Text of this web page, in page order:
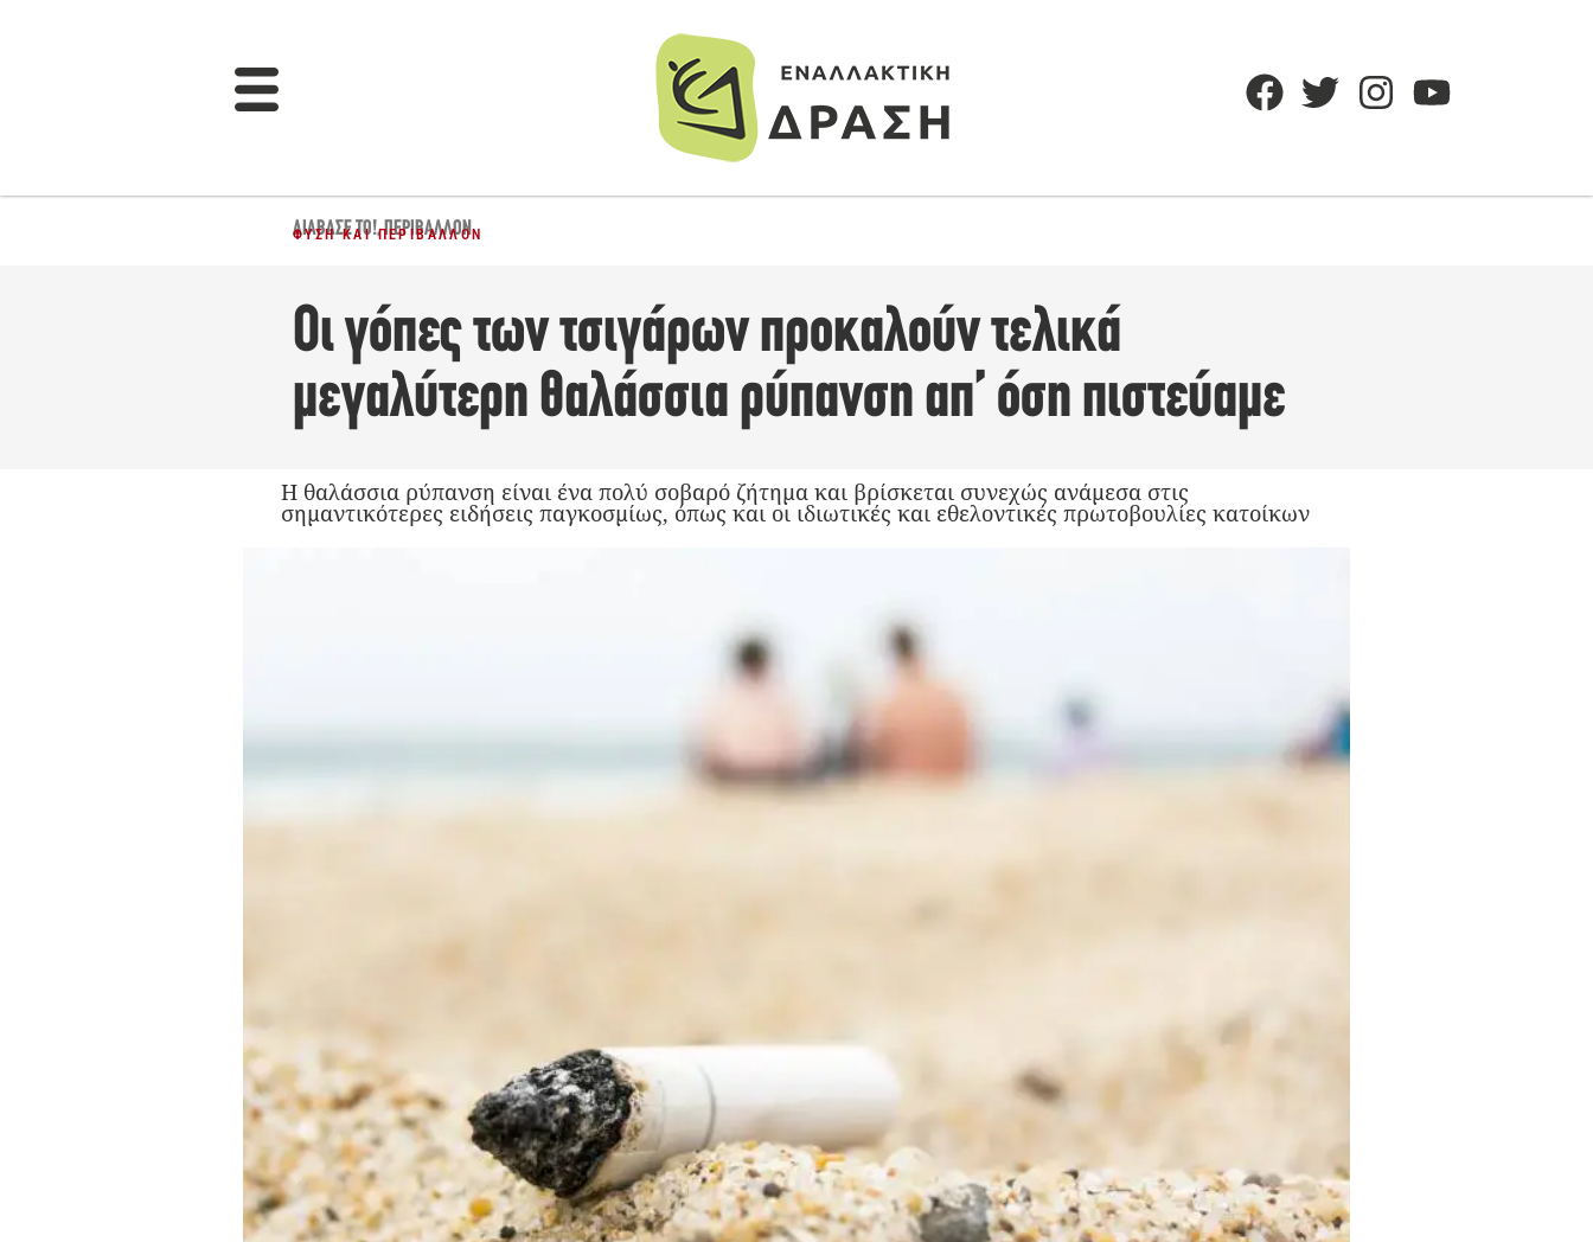
ΔΙΆΒΑΣΈ ΤΟ!,ΠΕΡΙΒΆΛΛΟΝ
ΦΎΣΗ ΚΑΙ ΠΕΡΙΒΆΛΛΟΝ
Οι γόπες των τσιγάρων προκαλούν τελικά
μεγαλύτερη θαλάσσια ρύπανση απ’ όση πιστεύαμε
Η θαλάσσια ρύπανση είναι ένα πολύ σοβαρό ζήτημα και βρίσκεται συνεχώς ανάμεσα στις
σημαντικότερες ειδήσεις παγκοσμίως, όπως και οι ιδιωτικές και εθελοντικές πρωτοβουλίες κατοίκων